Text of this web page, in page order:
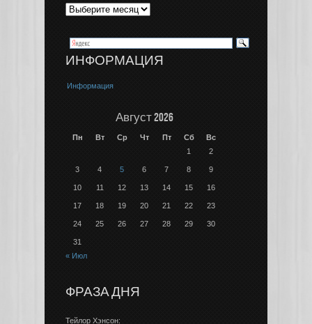
ИНФОРМАЦИЯ
Информация
Август 2026
Пн Вт Ср Чт Пт Сб
Вс
1
2
3 4 5 6 7 8 9
10 11 12 13 14 15 16
17 18 19 20 21 22 23
24 25 26 27 28 29 30
31
« Июл
ФРАЗА ДНЯ
Тейлор Хэнсон: